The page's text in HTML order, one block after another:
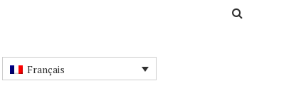
Français